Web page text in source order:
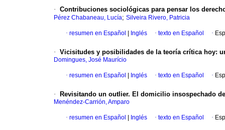
· Contribuciones sociológicas para pensar los
Pérez Chabaneau, Lucía; Silveira Rivero, Patricia
· resumen en Español Inglés · texto en Español ·
· Vicisitudes y posibilidades de la teoría crítica hoy:
Domingues, José Maurício
· resumen en Español Inglés · texto en Español ·
· Revisitando un outlier. El domicilio insospechado
Menéndez-Carrión, Amparo
· resumen en Español Inglés · texto en Español ·